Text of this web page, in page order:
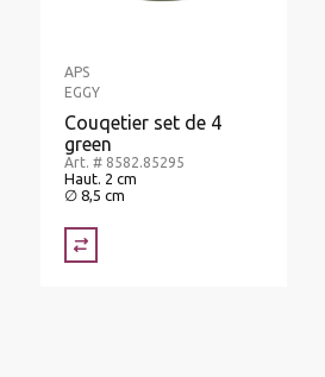
APS
EGGY
Couqetier set de 4
green
Art. # 8582.85295
Haut. 2 cm
∅ 8,5 cm